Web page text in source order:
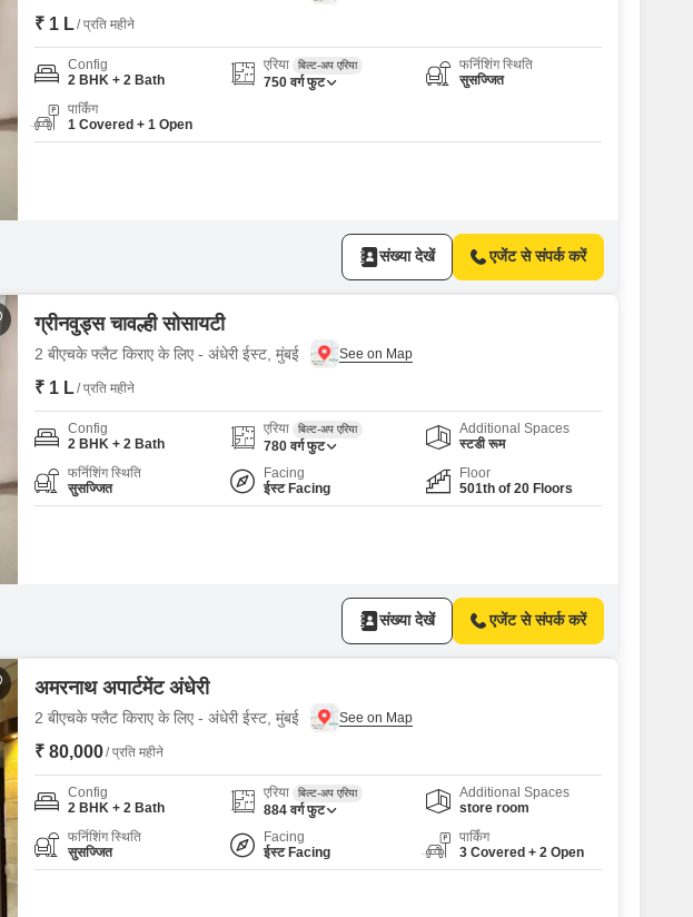
₹ 1 L/ प्रति महीने
Config
2 BHK + 2 Bath
एरिया बिल्ट-अप एरिया
750 वर्ग फुट
फर्निशिंग स्थिति
सुसज्जित
पार्किंग
1 Covered + 1 Open
संख्या देखें एजेंट से संपर्क करें
ग्रीनवुड्स चावल्ही सोसायटी
2 बीएचके फ्लैट किराए के लिए - अंधेरी ईस्ट, मुंबई
₹ 1 L/ प्रति महीने
Config
2 BHK + 2 Bath
एरिया बिल्ट-अप एरिया
780 वर्ग फुट
Additional Spaces
स्टडी रूम
फर्निशिंग स्थिति
सुसज्जित
Facing
ईस्ट Facing
Floor
501th of 20 Floors
संख्या देखें एजेंट से संपर्क करें
अमरनाथ अपार्टमेंट अंधेरी
2 बीएचके फ्लैट किराए के लिए - अंधेरी ईस्ट, मुंबई
₹ 80,000/ प्रति महीने
Config
2 BHK + 2 Bath
एरिया बिल्ट-अप एरिया
884 वर्ग फुट
Additional Spaces
store room
फर्निशिंग स्थिति
सुसज्जित
Facing
ईस्ट Facing
पार्किंग
3 Covered + 2 Open